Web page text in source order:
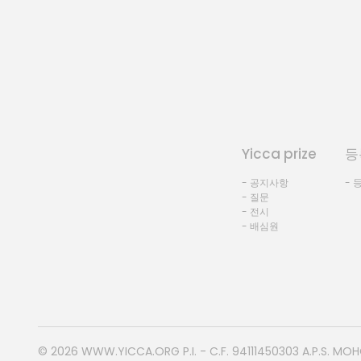
Yicca prize
- 공지사항
- 질문
- 전시
- 배심원
-
© 2026 WWW.YICCA.ORG P.I. - C.F. 94111450303 A.P.S.